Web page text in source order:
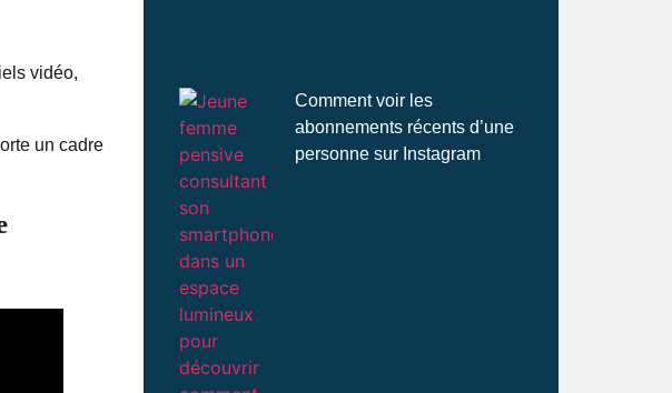
vidéo,
un cadre
Comment voir les
abonnements récents d’une
personne sur Instagram